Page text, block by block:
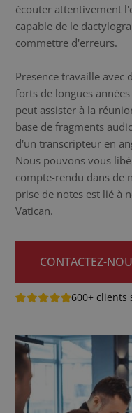
écouter attentivement
capable de le
commettre d'erreurs.
Presence travaille avec
forts de longues
peut assister à la
base de fragments
d'un transcripteur en
Nous pouvons vous
compte-rendu dans de
prise de notes est lié à
Vatican.
CONTACTEZ-
600+ clients